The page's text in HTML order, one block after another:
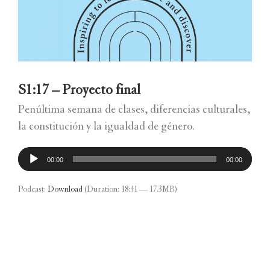
S1:17 – Proyecto final
Penúltima semana de clases, diferencias culturales,
la constitución y la igualdad de género.
Reproductor
de
audio
00:00 00:00
Podcast: Download (Duration: 18:41 — 17.3MB)